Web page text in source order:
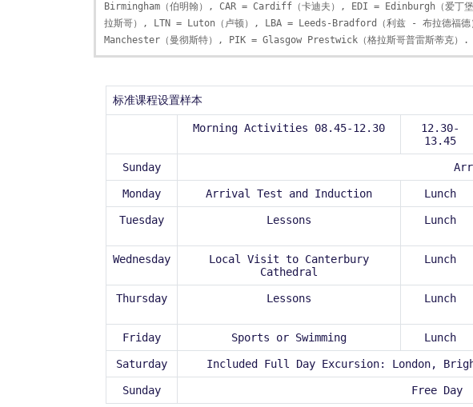
Birmingham（伯明翰）, CAR = Cardiff（卡迪夫）, EDI = Edinburgh（爱丁
拉斯哥）, LTN = Luton（卢顿）, LBA = Leeds-Bradford（利兹 - 布拉德福德
Manchester（曼彻斯特）, PIK = Glasgow Prestwick（格拉斯哥普雷斯蒂克）.
标准课程设置样本
Morning Activities 08.45-12.30
12.30-
13.45
Sunday
Monday Arrival Test and Induction Lunch
Tuesday Lessons Lunch
Wednesday
Local Visit to Canterbury
Cathedral
Lunch
Thursday Lessons Lunch
Friday Sports or Swimming Lunch
Saturday Included Full Day Excursion: London,
Sunday Free Day